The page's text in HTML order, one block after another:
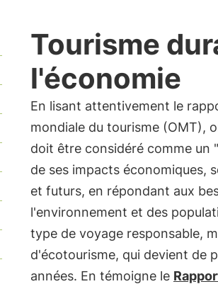
Tourisme
l'économie
En lisant attentivement le
mondiale du tourisme (OMT),
doit être considéré comme un
de ses impacts économiques,
et futurs, en répondant aux
l'environnement et des
type de voyage responsable,
d'écotourisme, qui devient de
années. En témoigne le